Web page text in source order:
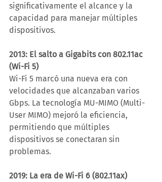
significativamente el alcance y la
capacidad para manejar múltiples
dispositivos.
2013: El salto a Gigabits con 802.11ac
(Wi-Fi 5)
Wi-Fi 5 marcó una nueva era con
velocidades que alcanzaban varios
Gbps. La tecnología MU-MIMO (Multi-
User MIMO) mejoró la eficiencia,
permitiendo que múltiples
dispositivos se conectaran sin
problemas.
2019: La era de Wi-Fi 6 (802.11ax)